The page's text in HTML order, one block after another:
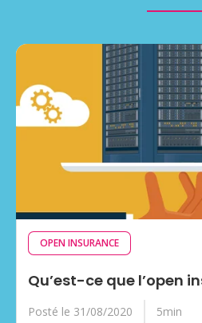
OPEN INSURANCE
Qu’est-ce que l’open
Posté le 31/08/2020
5min